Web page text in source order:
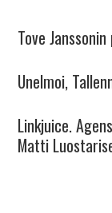
Tove
Unelmoi,
Linkjuice.
Matti